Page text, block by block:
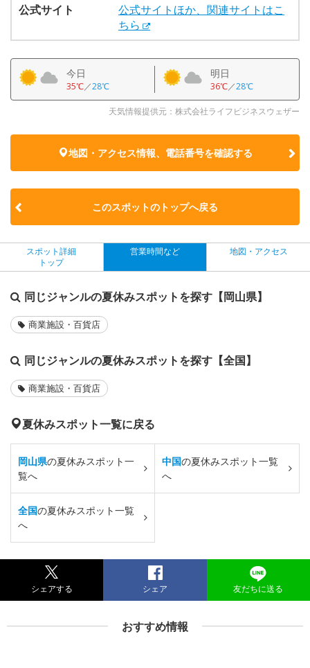
公式サイト
公式サイトほか、関連サイトはこ
ちら
今日
35℃／28℃
明日
36℃／28℃
天気情報提供元：株式会社ライフビジネスウェザー
地図・アクセス情報、電話番号を確認する
このスポットのトップへ戻る
スポット詳細
トップ
営業時間など 地図・アクセス
同じジャンルの夏休みスポットを探す【岡山県】
商業施設・百貨店
同じジャンルの夏休みスポットを探す【全国】
商業施設・百貨店
夏休みスポット一覧に戻る
岡山県の夏休みスポット一
覧へ
中国の夏休みスポット一覧
へ
全国の夏休みスポット一覧
へ
シェアする シェア 友だちに送る
おすすめ情報